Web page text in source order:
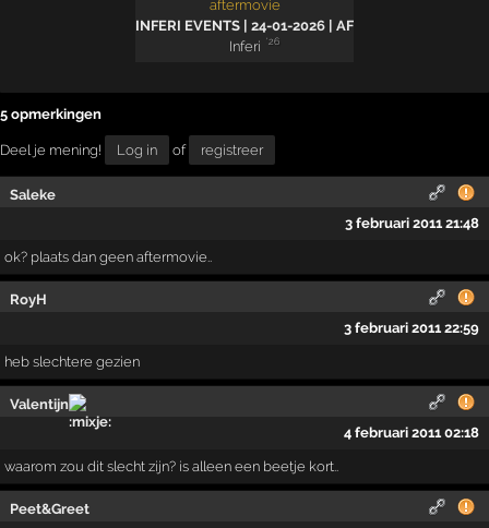
aftermovie
INFERI EVENTS | 24-01-2026 | AFTERMOVIE
Inferi
'26
5 opmerkingen
Deel je mening! Log in of registreer
Saleke
3 februari 2011 21:48
ok? plaats dan geen aftermovie..
RoyH
3 februari 2011 22:59
heb slechtere gezien
Valentijn
4 februari 2011 02:18
waarom zou dit slecht zijn? is alleen een beetje kort..
Peet&Greet